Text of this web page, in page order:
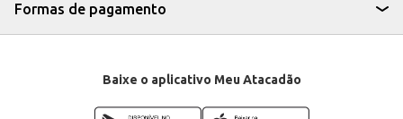
Formas de pagamento
Baixe o aplicativo Meu Atacadão